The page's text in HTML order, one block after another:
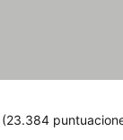
(23.384